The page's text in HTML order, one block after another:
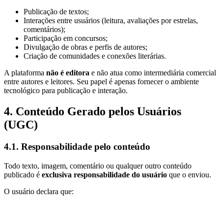
Publicação de textos;
Interações entre usuários (leitura, avaliações por estrelas,
comentários);
Participação em concursos;
Divulgação de obras e perfis de autores;
Criação de comunidades e conexões literárias.
A plataforma não é editora e não atua como intermediária comercial
entre autores e leitores. Seu papel é apenas fornecer o ambiente
tecnológico para publicação e interação.
4. Conteúdo Gerado pelos Usuários
(UGC)
4.1. Responsabilidade pelo conteúdo
Todo texto, imagem, comentário ou qualquer outro conteúdo
publicado é exclusiva responsabilidade do usuário que o enviou.
O usuário declara que: